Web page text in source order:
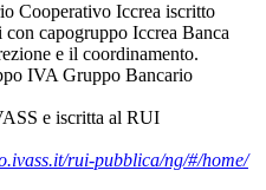
Cooperativo Iccrea iscritto
capogruppo Iccrea Banca
e il coordinamento.
IVA Gruppo Bancario
e iscritta al RUI
rui-pubblica/ng/#/home/